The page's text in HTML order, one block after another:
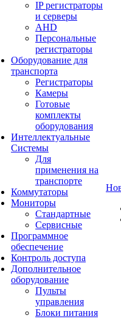
IP регистраторы
и серверы
AHD
Персональные
регистраторы
Оборудование для
транспорта
Регистраторы
Камеры
Готовые
комплекты
оборудования
Интеллектуальные
Системы
Для
применения на
транспорте
Коммутаторы
Мониторы
Стандартные
Сервисные
Программное
обеспечение
Контроль доступа
Дополнительное
оборудование
Пульты
управления
Блоки питания